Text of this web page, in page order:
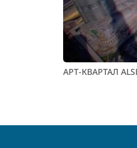
АРТ-КВАРТАЛ